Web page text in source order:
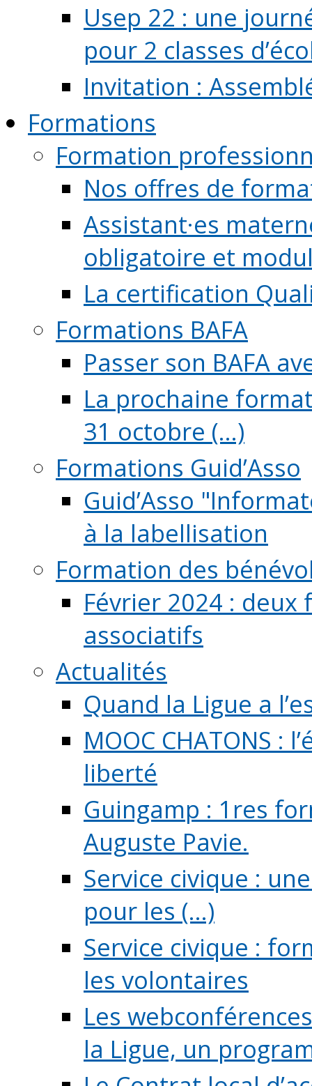
Usep 22 : une
pour 2 classes
Invitation :
Formations
Formation
Nos offres de
Assistant·es
obligatoire et
La certification
Formations BAFA
Passer son BAFA
La prochaine
31 octobre (...)
Formations Guid’Asso
Guid’Asso
à la labellisation
Formation des
Février 2024 :
associatifs
Actualités
Quand la Ligue a
MOOC CHATONS
liberté
Guingamp : 1res
Auguste Pavie.
Service civique :
pour les (...)
Service civique :
les volontaires
Les
la Ligue, un